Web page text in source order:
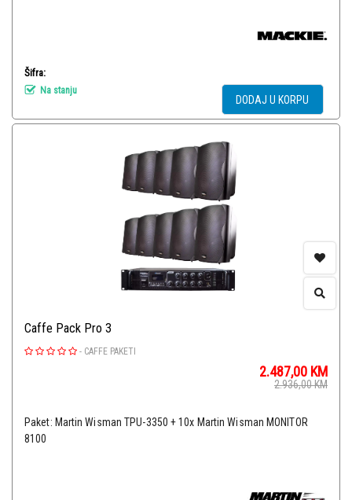
Šifra:
Na stanju
DODAJ U KORPU
Caffe Pack Pro 3
- CAFFE PAKETI
2.487,00 KM
2.936,00KM
Paket: Martin Wisman TPU-3350 + 10x Martin Wisman MONITOR
8100